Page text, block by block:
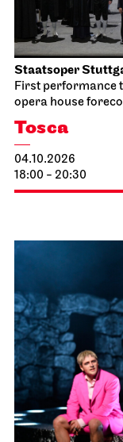
Staatsoper
First performance
opera house
Tosca
04.10.2026
18:00 - 20:30